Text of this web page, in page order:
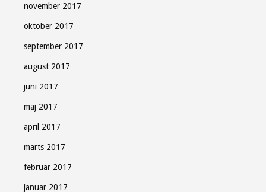
november 2017
oktober 2017
september 2017
august 2017
juni 2017
maj 2017
april 2017
marts 2017
februar 2017
januar 2017